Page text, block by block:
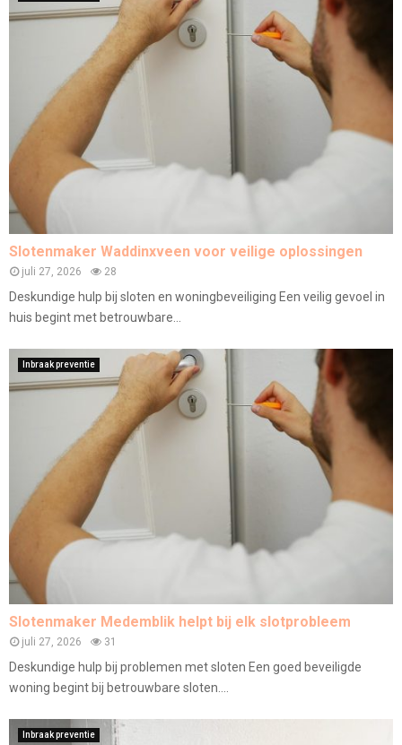
Slotenmaker Waddinxveen voor veilige oplossingen
juli 27, 2026 28
Deskundige hulp bij sloten en woningbeveiliging Een veilig gevoel in
huis begint met betrouwbare...
Inbraak preventie
Slotenmaker Medemblik helpt bij elk slotprobleem
juli 27, 2026 31
Deskundige hulp bij problemen met sloten Een goed beveiligde
woning begint bij betrouwbare sloten....
Inbraak preventie